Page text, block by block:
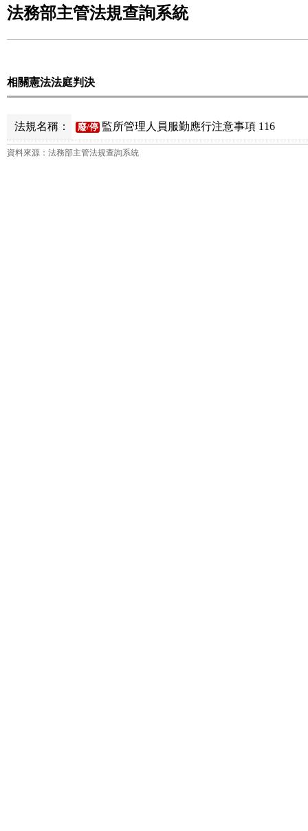
法務部主管法規查詢系統
相關憲法法庭判決
法規名稱： 廢/停 監所管理人員服勤應行注意事項 116
資料來源：法務部主管法規查詢系統